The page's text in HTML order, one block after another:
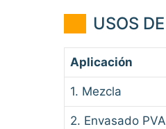
USOS
Aplicación
1. Mezcla
2. Envasado PVA